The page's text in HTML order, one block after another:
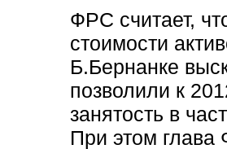
ФРС считает,
стоимости
Б.Бернанке
позволили к
занятость в
При этом глава